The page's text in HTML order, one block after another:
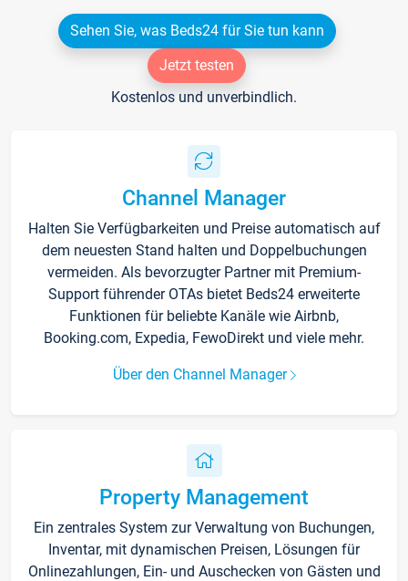
Sehen Sie, was Beds24 für Sie tun kann
Jetzt testen
Kostenlos und unverbindlich.
Channel Manager
Halten Sie Verfügbarkeiten und Preise automatisch auf
dem neuesten Stand halten und Doppelbuchungen
vermeiden. Als bevorzugter Partner mit Premium-
Support führender OTAs bietet Beds24 erweiterte
Funktionen für beliebte Kanäle wie Airbnb,
Booking.com, Expedia, FewoDirekt und viele mehr.
Über den Channel Manager
Property Management
Ein zentrales System zur Verwaltung von Buchungen,
Inventar, mit dynamischen Preisen, Lösungen für
Onlinezahlungen, Ein- und Auschecken von Gästen und